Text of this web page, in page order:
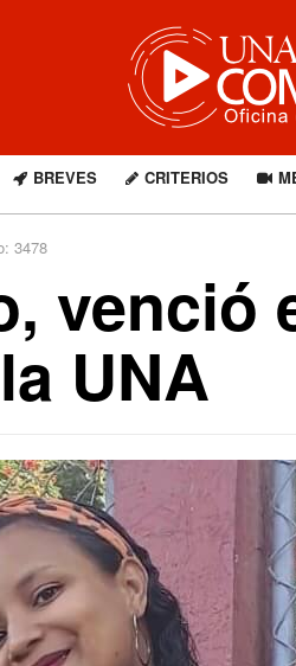
BREVES CRITERIOS
3478
venció
UNA